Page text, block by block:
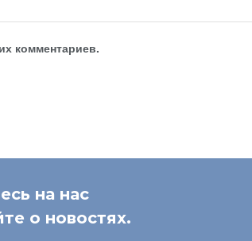
комментариев.
на нас
о новостях.